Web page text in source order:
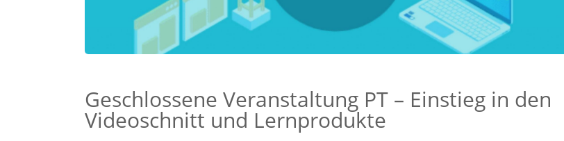
Geschlossene Veranstaltung PT – Einstieg in den
Videoschnitt und Lernprodukte